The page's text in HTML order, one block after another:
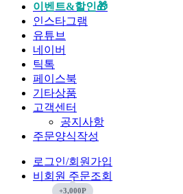
이벤트&할인🎁
인스타그램
유튜브
네이버
틱톡
페이스북
기타상품
고객센터
공지사항
주문양식작성
로그인/회원가입
비회원 주문조회